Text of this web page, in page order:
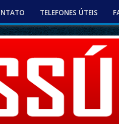
TELEFONES ÚTEIS